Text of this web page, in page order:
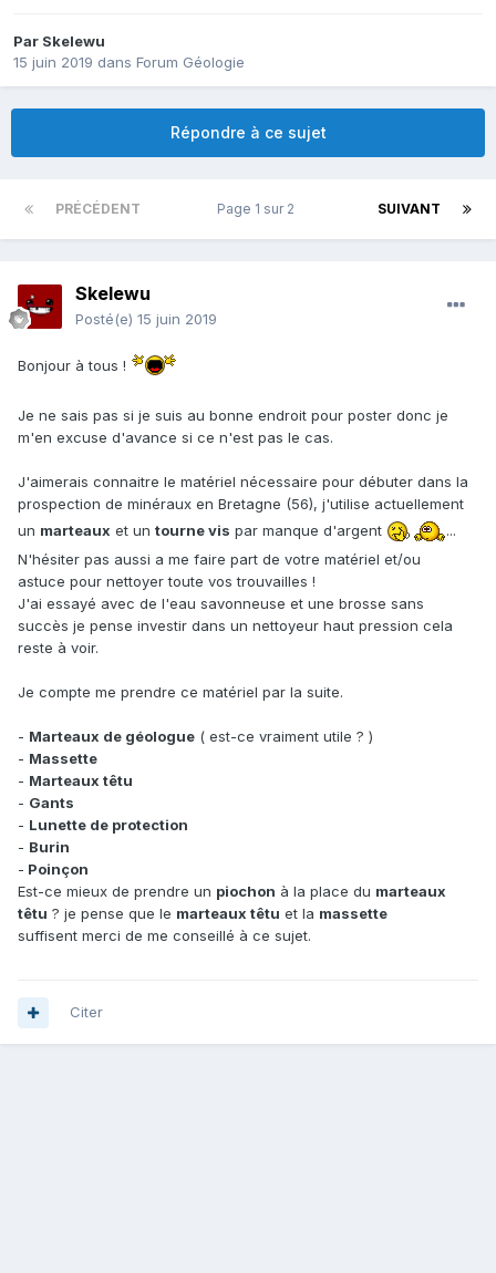
Par Skelewu
15 juin 2019 dans Forum Géologie
Répondre à ce sujet
PRÉCÉDENT SUIVANT
Page 1 sur 2
Skelewu
Posté(e) 15 juin 2019
Bonjour à tous !
Je ne sais pas si je suis au bonne endroit pour poster donc je
m'en excuse d'avance si ce n'est pas le cas.
J'aimerais connaitre le matériel nécessaire pour débuter dans la
prospection de minéraux en Bretagne (56), j'utilise actuellement
un marteaux et un tourne vis par manque d'argent
...
N'hésiter pas aussi a me faire part de votre matériel et/ou
astuce pour nettoyer toute vos trouvailles !
J'ai essayé avec de l'eau savonneuse et une brosse sans
succès je pense investir dans un nettoyeur haut pression cela
reste à voir.
Je compte me prendre ce matériel par la suite.
- Marteaux de géologue ( est-ce vraiment utile ? )
- Massette
- Marteaux têtu
- Gants
- Lunette de protection
- Burin
- Poinçon
Est-ce mieux de prendre un piochon à la place du marteaux
têtu ? je pense que le marteaux têtu et la massette
suffisent merci de me conseillé à ce sujet.
Citer